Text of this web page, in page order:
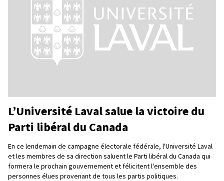
L’Université Laval salue la victoire du
Parti libéral du Canada
En ce lendemain de campagne électorale fédérale, l'Université Laval
et les membres de sa direction saluent le Parti libéral du Canada qui
formera le prochain gouvernement et félicitent l'ensemble des
personnes élues provenant de tous les partis politiques.